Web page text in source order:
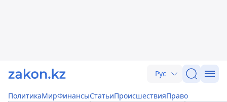
Рус
ПолитикаМирФинансыСтатьиПроисшествияПраво